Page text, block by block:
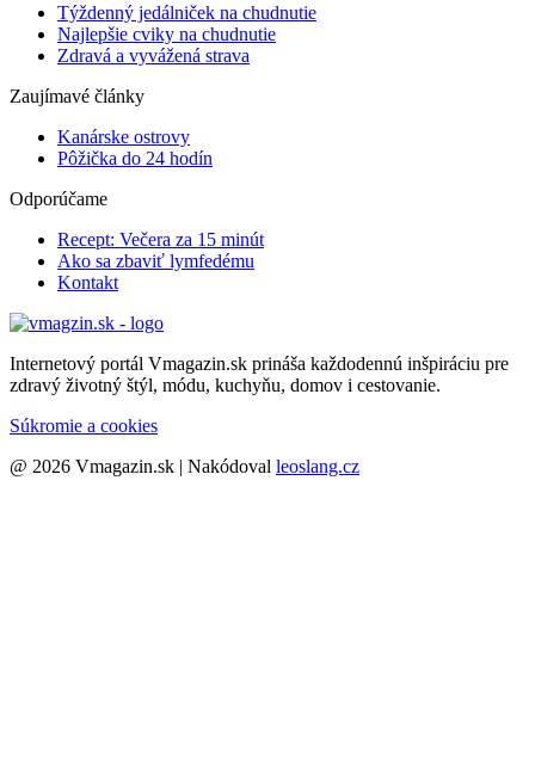
Týždenný jedálniček na chudnutie
Najlepšie cviky na chudnutie
Zdravá a vyvážená strava
Zaujímavé články
Kanárske ostrovy
Pôžička do 24 hodín
Odporúčame
Recept: Večera za 15 minút
Ako sa zbaviť lymfedému
Kontakt
Internetový portál Vmagazin.sk prináša každodennú inšpiráciu pre
zdravý životný štýl, módu, kuchyňu, domov i cestovanie.
Súkromie a cookies
@ 2026 Vmagazin.sk | Nakódoval leoslang.cz